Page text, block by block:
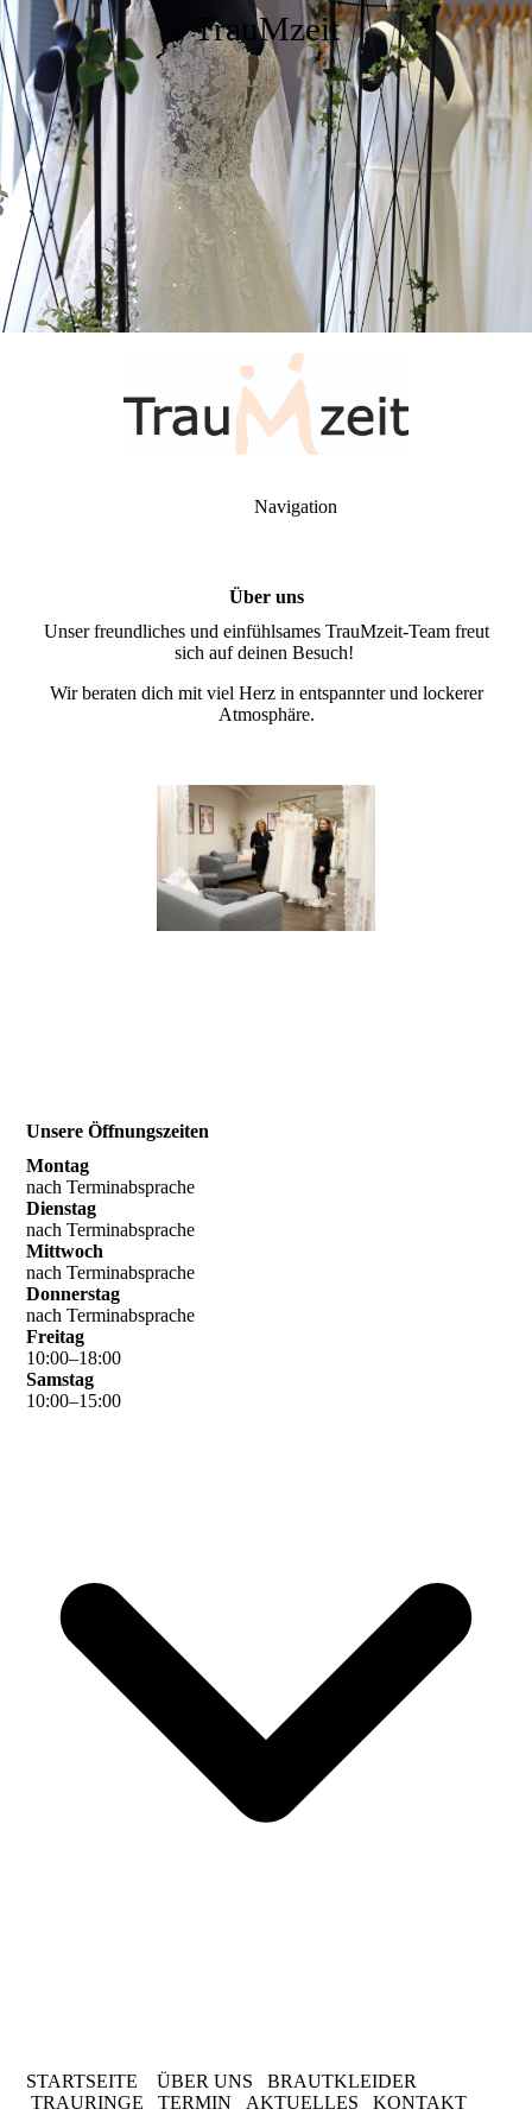
TrauMzeit
Navigation
Über uns
Unser freundliches und einfühlsames TrauMzeit-Team freut
sich auf deinen Besuch!
Wir beraten dich mit viel Herz in entspannter und lockerer
Atmosphäre.
Unsere Öffnungszeiten
Montag
nach Terminabsprache
Dienstag
nach Terminabsprache
Mittwoch
nach Terminabsprache
Donnerstag
nach Terminabsprache
Freitag
10:00–18:00
Samstag
10:00–15:00
STARTSEITE ÜBER UNS BRAUTKLEIDER
TRAURINGE TERMIN AKTUELLES KONTAKT